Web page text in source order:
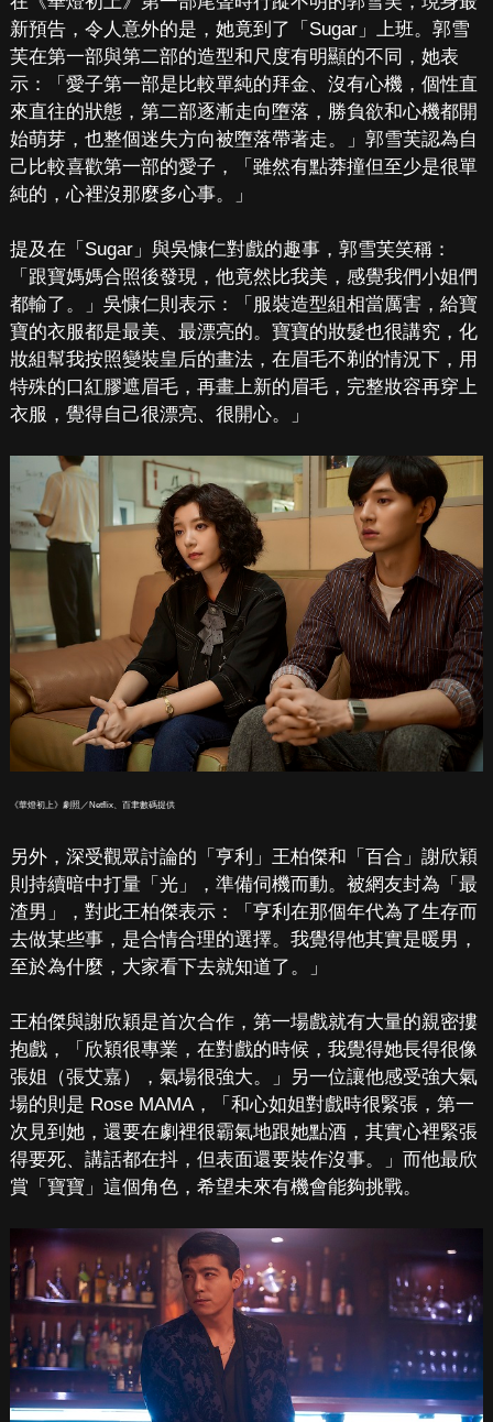
新預告，令人意外的是，她竟到了「Sugar」上班。郭雪
芙在第一部與第二部的造型和尺度有明顯的不同，她表
示：「愛子第一部是比較單純的拜金、沒有心機，個性直
來直往的狀態，第二部逐漸走向墮落，勝負欲和心機都開
始萌芽，也整個迷失方向被墮落帶著走。」郭雪芙認為自
己比較喜歡第一部的愛子，「雖然有點莽撞但至少是很單
純的，心裡沒那麼多心事。」
提及在「Sugar」與吳慷仁對戲的趣事，郭雪芙笑稱：
「跟寶媽媽合照後發現，他竟然比我美，感覺我們小姐們
都輸了。」吳慷仁則表示：「服裝造型組相當厲害，給寶
寶的衣服都是最美、最漂亮的。寶寶的妝髮也很講究，化
妝組幫我按照變裝皇后的畫法，在眉毛不剃的情況下，用
特殊的口紅膠遮眉毛，再畫上新的眉毛，完整妝容再穿上
衣服，覺得自己很漂亮、很開心。」
《華燈初上》劇照／Netflix、百聿數碼提供
另外，深受觀眾討論的「亨利」王柏傑和「百合」謝欣穎
則持續暗中打量「光」，準備伺機而動。被網友封為「最
渣男」，對此王柏傑表示：「亨利在那個年代為了生存而
去做某些事，是合情合理的選擇。我覺得他其實是暖男，
至於為什麼，大家看下去就知道了。」
王柏傑與謝欣穎是首次合作，第一場戲就有大量的親密摟
抱戲，「欣穎很專業，在對戲的時候，我覺得她長得很像
張姐（張艾嘉），氣場很強大。」另一位讓他感受強大氣
場的則是 Rose MAMA，「和心如姐對戲時很緊張，第一
次見到她，還要在劇裡很霸氣地跟她點酒，其實心裡緊張
得要死、講話都在抖，但表面還要裝作沒事。」而他最欣
賞「寶寶」這個角色，希望未來有機會能夠挑戰。